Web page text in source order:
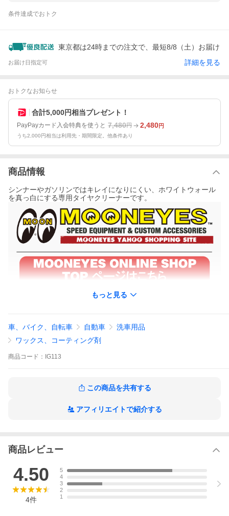
条件達成でおトク
東京都は24時までの注文で、最短8/8（土）お届け
お届け日指定可 詳細を見る
おトクなお知らせ
合計5,000円相当プレゼント！
PayPayカード入会特典を使うと 7,480円 2,480円
うち2,000円相当は利用先・期間限定。他条件あり
商品情報
シンナーやガソリンではキレイになりにくい、ホワイトウォール
を真っ白にする専用タイヤクリーナーです。
もっと見る
車、バイク、自転車 自動車
洗車用品
ワックス、コーティング剤
商品 コード： IG113
この商品を共有する
アフィリエイトで紹介する
商品レビュー
4.50
4件
5
4
3
2
1